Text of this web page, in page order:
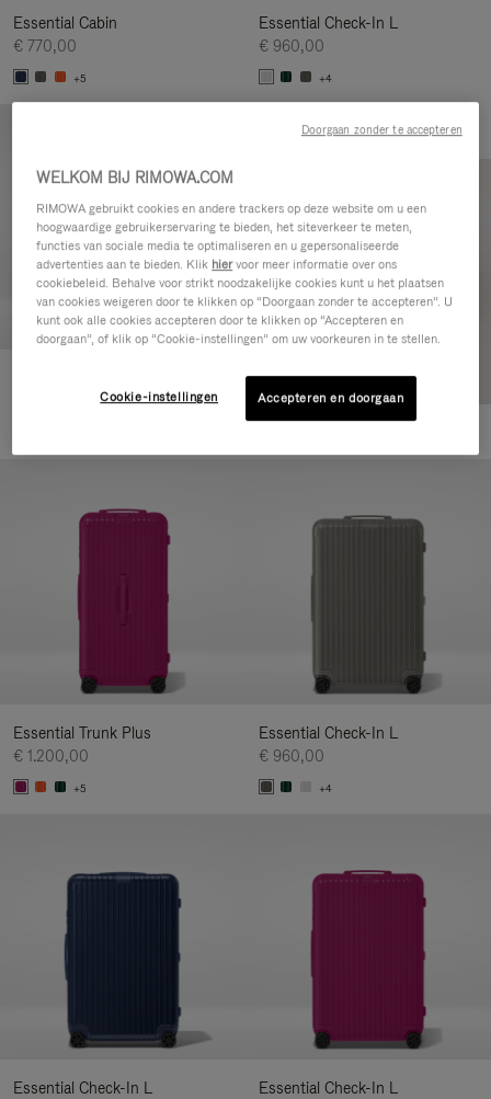
Essential Cabin
€ 770,00
+5
Essential Check-In L
€ 960,00
+4
Essential Trunk Plus
€ 1.200,00
+5
Essential Check-In L
€ 960,00
+4
Essential Check-In L
Essential Check-In L
WELKOM BIJ RIMOWA.COM
RIMOWA gebruikt cookies en andere trackers op deze website om u een
hoogwaardige gebruikerservaring te bieden, het siteverkeer te meten,
functies van sociale media te optimaliseren en u gepersonaliseerde
advertenties aan te bieden. Klik hiervoor meer informatie over ons
cookiebeleid. Behalve voor strikt noodzakelijke cookies kunt u het plaatsen
van cookies weigeren door te klikken op “Doorgaan zonder te accepteren”. U
kunt ook alle cookies accepteren door te klikken op “Accepteren en
doorgaan”, of klik op “Cookie-instellingen” om uw voorkeuren in te stellen.
Cookie-instellingen Accepteren en doorgaan
Doorgaan zonder te accepteren